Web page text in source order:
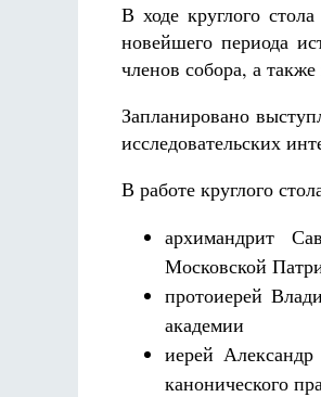
В ходе круглого
новейшего периода
членов собора, а
Запланировано
исследовательских
В работе круглого
архимандрит
Московской
протоиерей
академии
иерей
канонического